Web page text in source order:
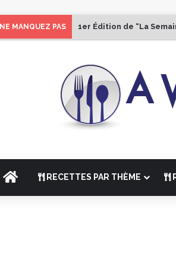
NE MANQUEZ PAS 1er Édition de “La
ACCUEILRECETTES PAR THÈME